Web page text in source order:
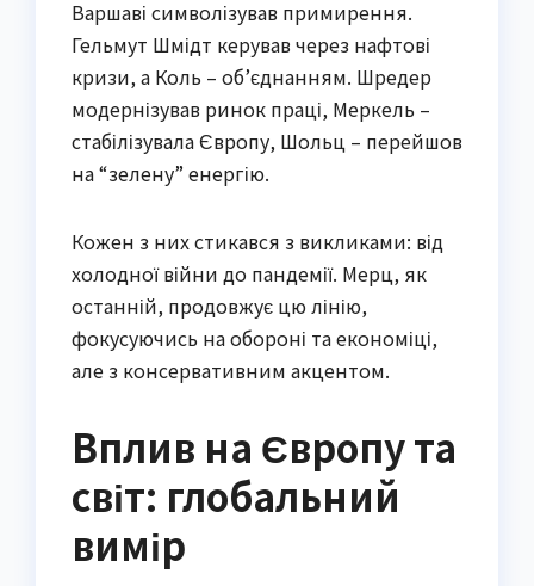
Варшаві символізував примирення.
Гельмут Шмідт керував через нафтові
кризи, а Коль – об’єднанням. Шредер
модернізував ринок праці, Меркель –
стабілізувала Європу, Шольц – перейшов
на “зелену” енергію.
Кожен з них стикався з викликами: від
холодної війни до пандемії. Мерц, як
останній, продовжує цю лінію,
фокусуючись на обороні та економіці,
але з консервативним акцентом.
Вплив на Європу та
світ: глобальний
вимір